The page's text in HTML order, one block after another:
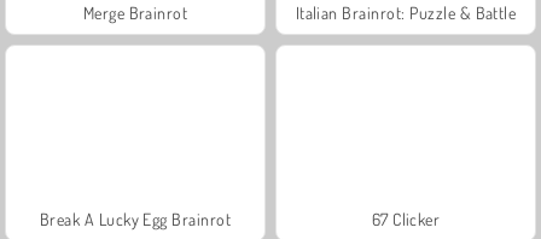
Merge Brainrot Italian Brainrot: Puzzle & Battle
Break A Lucky Egg Brainrot 67 Clicker